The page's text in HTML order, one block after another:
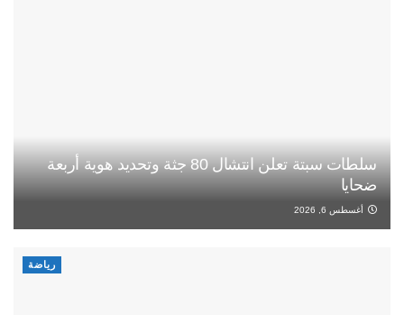
سلطات سبتة تعلن انتشال 80 جثة وتحديد هوية أربعة
ضحايا
أغسطس 6, 2026
رياضة